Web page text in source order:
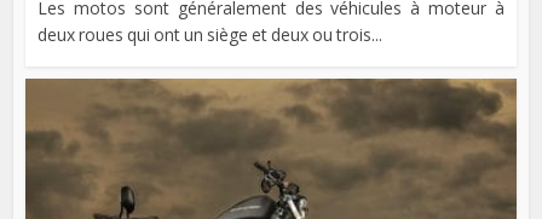
Les motos sont généralement des véhicules à moteur à
deux roues qui ont un siège et deux ou trois...